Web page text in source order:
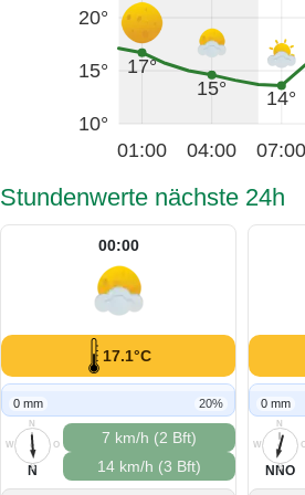
10°
15°
20°
17°
15°
14°
01:00 04:00 07:00
Stundenwerte nächste 24h
00:00
17.1°C
0 mm 20%
N
O
S
W
N
7 km/h (2 Bft)
14 km/h (3 Bft)
0 mm
N
S
W
NNO